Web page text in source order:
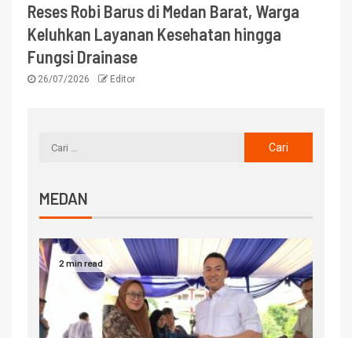
Reses Robi Barus di Medan Barat, Warga
Keluhkan Layanan Kesehatan hingga
Fungsi Drainase
26/07/2026 Editor
MEDAN
2 min read